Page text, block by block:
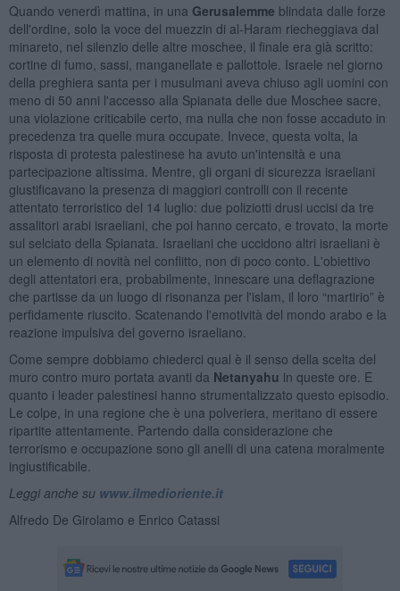
Quando venerdì mattina, in una Gerusalemme blindata dalle forze
dell'ordine, solo la voce del muezzin di al-Haram riecheggiava dal
minareto, nel silenzio delle altre moschee, il finale era già scritto:
cortine di fumo, sassi, manganellate e pallottole. Israele nel giorno
della preghiera santa per i musulmani aveva chiuso agli uomini con
meno di 50 anni l'accesso alla Spianata delle due Moschee sacre,
una violazione criticabile certo, ma nulla che non fosse accaduto in
precedenza tra quelle mura occupate. Invece, questa volta, la
risposta di protesta palestinese ha avuto un'intensità e una
partecipazione altissima. Mentre, gli organi di sicurezza israeliani
giustificavano la presenza di maggiori controlli con il recente
attentato terroristico del 14 luglio: due poliziotti drusi uccisi da tre
assalitori arabi israeliani, che poi hanno cercato, e trovato, la morte
sul selciato della Spianata. Israeliani che uccidono altri israeliani è
un elemento di novità nel conflitto, non di poco conto. L'obiettivo
degli attentatori era, probabilmente, innescare una deflagrazione
che partisse da un luogo di risonanza per l'islam, il loro “martirio” è
perfidamente riuscito. Scatenando l'emotività del mondo arabo e la
reazione impulsiva del governo israeliano.
Come sempre dobbiamo chiederci qual è il senso della scelta del
muro contro muro portata avanti da Netanyahu in queste ore. E
quanto i leader palestinesi hanno strumentalizzato questo episodio.
Le colpe, in una regione che è una polveriera, meritano di essere
ripartite attentamente. Partendo dalla considerazione che
terrorismo e occupazione sono gli anelli di una catena moralmente
ingiustificabile.
Leggi anche su www.ilmedioriente.it
Alfredo De Girolamo e Enrico Catassi